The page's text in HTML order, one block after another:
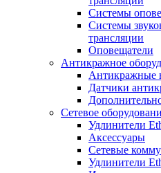
Системы
Системы
трансляции
Оповещатели
Антикражное
Антикражные
Датчики
Сетевое
Удлинители
Аксессуары
Сетевые
Удлинители